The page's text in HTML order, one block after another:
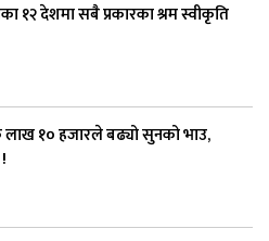
१२ देशमा सबै प्रकारका श्रम स्वीकृति
लाख १० हजारले बढ्यो सुनको भाउ,